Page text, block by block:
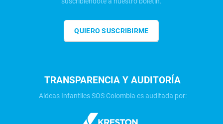
QUIERO SUSCRIBIRME
TRANSPARENCIA Y AUDITORÍA
Aldeas Infantiles SOS Colombia es auditada por: